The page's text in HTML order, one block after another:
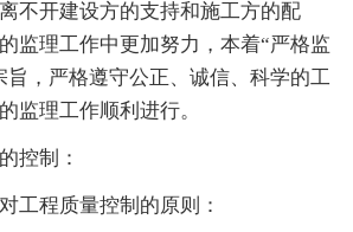
不开建设方的支持和施工方的配
监理工作中更加努力，本着“严格监
旨，严格遵守公正、诚信、科学的工
监理工作顺利进行。
控制：
工程质量控制的原则：